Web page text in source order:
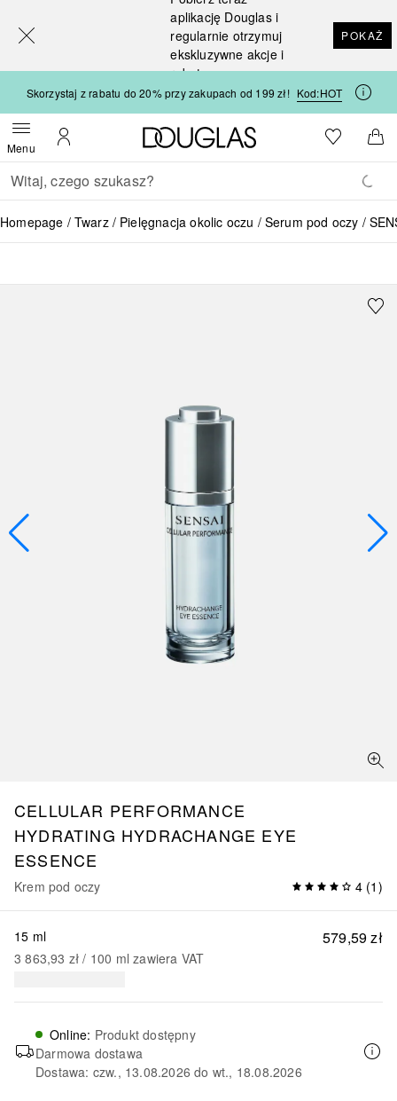
aplikację Douglas i
regularnie otrzymuj
ekskluzywne akcje i
rabaty
POKAŻ
Skorzystaj z rabatu do 20% przy zakupach od 199 zł! Kod:HOT
MenuOtwórz menuMoje konto
Strona główna Douglas
Do listyDo
Wracać
Wykonaj wyszukiwanie
Homepage Twarz Pielęgnacja okolic oczu Serum pod oczy
CELLULAR PERFORMANCE
HYDRATING HYDRACHANGE EYE
ESSENCE
Krem pod oczy 4 (1 )
579,59 zł
15 ml
3 863,93 zł / 100 ml zawiera VAT
Online: Produkt dostępny
Darmowa dostawa
Dostawa: czw., 13.08.2026 do wt., 18.08.2026
[navigation.slideout.screenreader]